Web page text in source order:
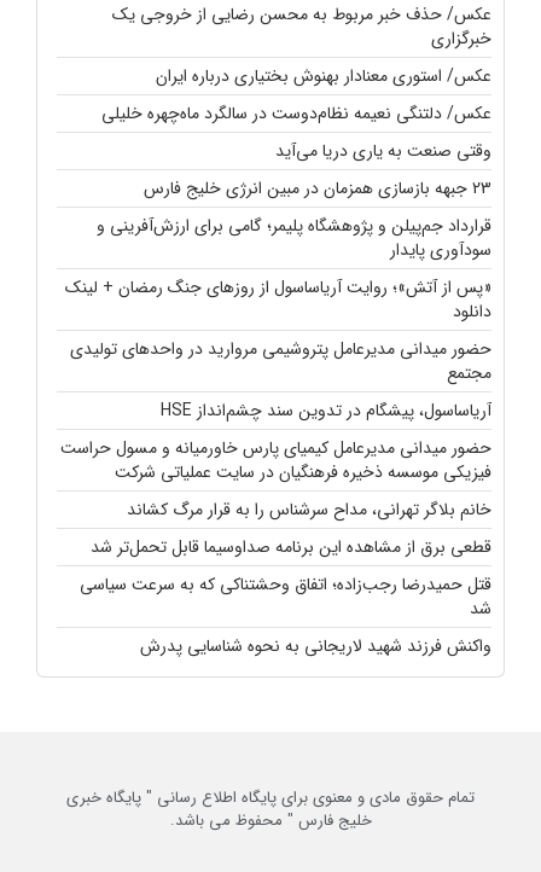
عکس/ حذف خبر مربوط به محسن رضایی از خروجی یک
خبرگزاری
عکس/ استوری معنادار بهنوش بختیاری درباره ایران
عکس/ دلتنگی نعیمه نظام‌دوست در سالگرد ماه‌چهره خلیلی
وقتی صنعت به یاری دریا می‌آید
23 جبهه بازسازی همزمان در مبین انرژی خلیج فارس
قرارداد جم‌پیلن و پژوهشگاه پلیمر؛ گامی برای ارزش‌آفرینی و
سودآوری پایدار
«پس از آتش»؛ روایت آریاساسول از روزهای جنگ رمضان + لینک
دانلود
حضور میدانی مدیرعامل پتروشیمی مروارید در واحدهای تولیدی
مجتمع
آریاساسول، پیشگام در تدوین سند چشم‌انداز HSE
حضور میدانی مدیرعامل کیمیای پارس خاورمیانه و مسول حراست
فیزیکی موسسه ذخیره فرهنگیان در سایت عملیاتی شرکت
خانم بلاگر تهرانی، مداح سرشناس را به قرار مرگ کشاند
قطعی برق از مشاهده این برنامه صداوسیما قابل تحمل‌تر شد
قتل حمیدرضا رجب‌زاده؛ اتفاق وحشتناکی که به سرعت سیاسی
شد
واکنش فرزند شهید لاریجانی به نحوه شناسایی پدرش
تمام حقوق مادی و معنوی برای پایگاه اطلاع رسانی " پایگاه خبری
خلیج فارس " محفوظ می باشد.